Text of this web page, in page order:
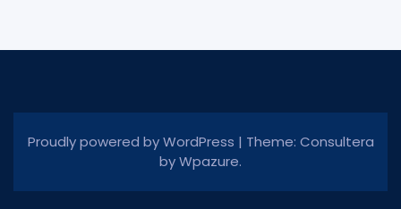
Proudly powered by WordPress | Theme: Consultera
byWpazure.